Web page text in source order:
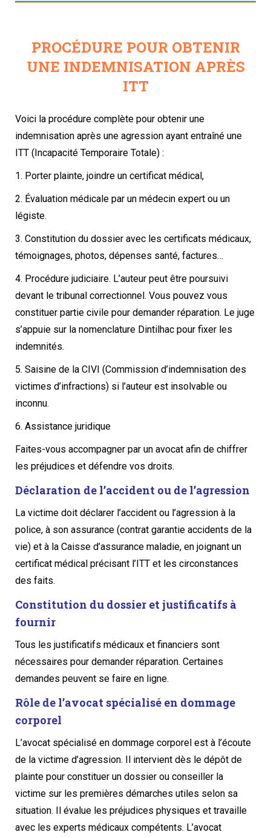
PROCÉDURE POUR OBTENIR
UNE INDEMNISATION APRÈS
ITT
Voici la procédure complète pour obtenir une
indemnisation après une agression ayant entraîné une
ITT (Incapacité Temporaire Totale) :
1. Porter plainte, joindre un certificat médical,
2. Évaluation médicale par un médecin expert ou un
légiste.
3. Constitution du dossier avec les certificats médicaux,
témoignages, photos, dépenses santé, factures…
4. Procédure judiciaire. L’auteur peut être poursuivi
devant le tribunal correctionnel. Vous pouvez vous
constituer partie civile pour demander réparation. Le juge
s’appuie sur la nomenclature Dintilhac pour fixer les
indemnités.
5. Saisine de la CIVI (Commission d’indemnisation des
victimes d’infractions) si l’auteur est insolvable ou
inconnu.
6. Assistance juridique
Faites-vous accompagner par un avocat afin de chiffrer
les préjudices et défendre vos droits.
Déclaration de l’accident ou de l’agression
La victime doit déclarer l’accident ou l’agression à la
police, à son assurance (contrat garantie accidents de la
vie) et à la Caisse d’assurance maladie, en joignant un
certificat médical précisant l’ITT et les circonstances
des faits.
Constitution du dossier et justificatifs à
fournir
Tous les justificatifs médicaux et financiers sont
nécessaires pour demander réparation. Certaines
demandes peuvent se faire en ligne.
Rôle de l’avocat spécialisé en dommage
corporel
L’avocat spécialisé en dommage corporel est à l’écoute
de la victime d’agression. Il intervient dès le dépôt de
plainte pour constituer un dossier ou conseiller la
victime sur les premières démarches utiles selon sa
situation. Il évalue les préjudices physiques et travaille
avec les experts médicaux compétents. L’avocat